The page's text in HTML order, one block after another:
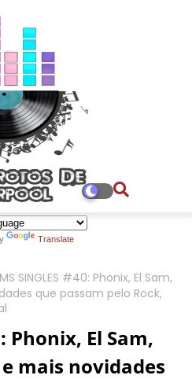
Translate
MS SINGLES #40: Phonix, El Sam,
que passam pelo Rock,
Phonix, El Sam,
mais novidades